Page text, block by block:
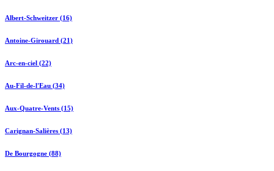
Albert-Schweitzer (16)
Antoine-Girouard (21)
Arc-en-ciel (22)
Au-Fil-de-l'Eau (34)
Aux-Quatre-Vents (15)
Carignan-Salières (13)
De Bourgogne (88)